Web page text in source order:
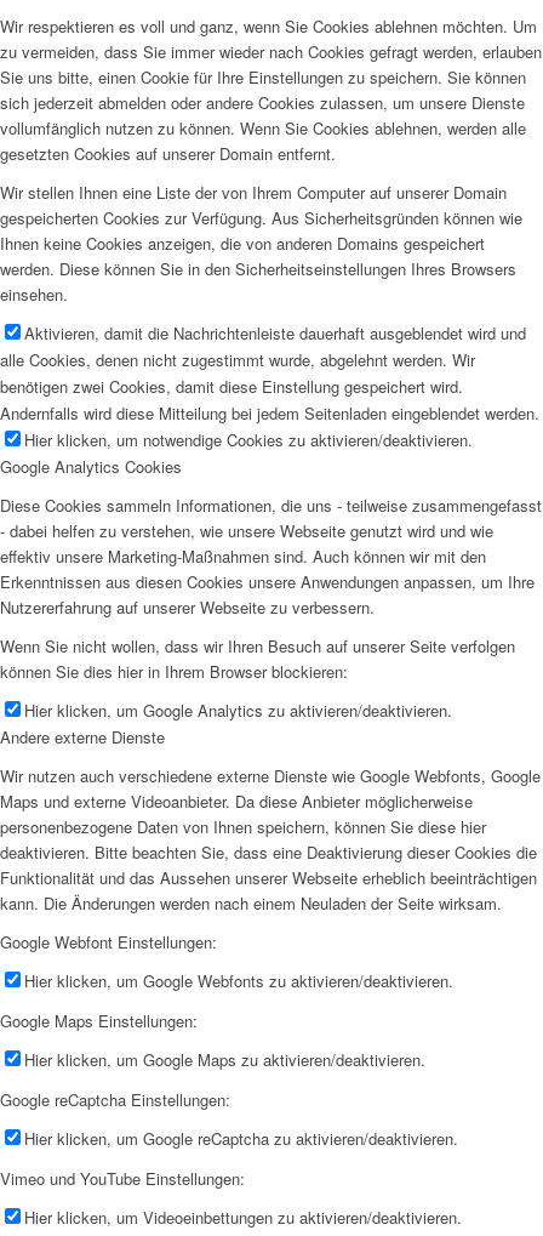
Wir respektieren es voll und ganz, wenn Sie Cookies ablehnen möchten. Um
zu vermeiden, dass Sie immer wieder nach Cookies gefragt werden, erlauben
Sie uns bitte, einen Cookie für Ihre Einstellungen zu speichern. Sie können
sich jederzeit abmelden oder andere Cookies zulassen, um unsere Dienste
vollumfänglich nutzen zu können. Wenn Sie Cookies ablehnen, werden alle
gesetzten Cookies auf unserer Domain entfernt.
Wir stellen Ihnen eine Liste der von Ihrem Computer auf unserer Domain
gespeicherten Cookies zur Verfügung. Aus Sicherheitsgründen können wie
Ihnen keine Cookies anzeigen, die von anderen Domains gespeichert
werden. Diese können Sie in den Sicherheitseinstellungen Ihres Browsers
einsehen.
Aktivieren, damit die Nachrichtenleiste dauerhaft ausgeblendet wird und
alle Cookies, denen nicht zugestimmt wurde, abgelehnt werden. Wir
benötigen zwei Cookies, damit diese Einstellung gespeichert wird.
Andernfalls wird diese Mitteilung bei jedem Seitenladen eingeblendet werden.
Hier klicken, um notwendige Cookies zu aktivieren/deaktivieren.
Google Analytics Cookies
Diese Cookies sammeln Informationen, die uns - teilweise zusammengefasst
- dabei helfen zu verstehen, wie unsere Webseite genutzt wird und wie
effektiv unsere Marketing-Maßnahmen sind. Auch können wir mit den
Erkenntnissen aus diesen Cookies unsere Anwendungen anpassen, um Ihre
Nutzererfahrung auf unserer Webseite zu verbessern.
Wenn Sie nicht wollen, dass wir Ihren Besuch auf unserer Seite verfolgen
können Sie dies hier in Ihrem Browser blockieren:
Hier klicken, um Google Analytics zu aktivieren/deaktivieren.
Andere externe Dienste
Wir nutzen auch verschiedene externe Dienste wie Google Webfonts, Google
Maps und externe Videoanbieter. Da diese Anbieter möglicherweise
personenbezogene Daten von Ihnen speichern, können Sie diese hier
deaktivieren. Bitte beachten Sie, dass eine Deaktivierung dieser Cookies die
Funktionalität und das Aussehen unserer Webseite erheblich beeinträchtigen
kann. Die Änderungen werden nach einem Neuladen der Seite wirksam.
Google Webfont Einstellungen:
Hier klicken, um Google Webfonts zu aktivieren/deaktivieren.
Google Maps Einstellungen:
Hier klicken, um Google Maps zu aktivieren/deaktivieren.
Google reCaptcha Einstellungen:
Hier klicken, um Google reCaptcha zu aktivieren/deaktivieren.
Vimeo und YouTube Einstellungen:
Hier klicken, um Videoeinbettungen zu aktivieren/deaktivieren.